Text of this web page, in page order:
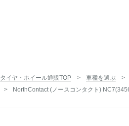
タイヤ・ホイール通販TOP 車種を選ぶ
NorthContact (ノースコンタクト)